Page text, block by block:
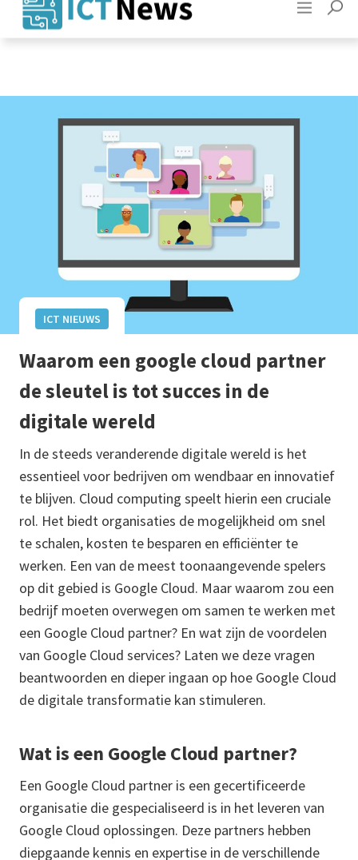
Contact
ICT NIEUWS
Waarom een google cloud partner
de sleutel is tot succes in de
digitale wereld
In de steeds veranderende digitale wereld is het
essentieel voor bedrijven om wendbaar en innovatief
te blijven. Cloud computing speelt hierin een cruciale
rol. Het biedt organisaties de mogelijkheid om snel
te schalen, kosten te besparen en efficiënter te
werken. Een van de meest toonaangevende spelers
op dit gebied is Google Cloud. Maar waarom zou een
bedrijf moeten overwegen om samen te werken met
een Google Cloud partner? En wat zijn de voordelen
van Google Cloud services? Laten we deze vragen
beantwoorden en dieper ingaan op hoe Google Cloud
de digitale transformatie kan stimuleren.
Wat is een Google Cloud partner?
Een Google Cloud partner is een gecertificeerde
organisatie die gespecialiseerd is in het leveren van
Google Cloud oplossingen. Deze partners hebben
diepgaande kennis en expertise in de verschillende